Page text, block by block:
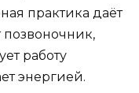
практика даёт
работу
энергией.